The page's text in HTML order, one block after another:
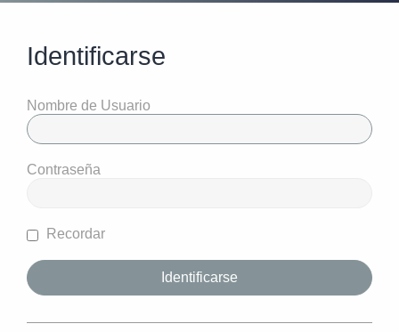
Identificarse
Nombre de Usuario
Contraseña
Recordar